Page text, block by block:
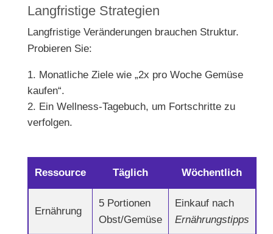
Langfristige Strategien
Langfristige Veränderungen brauchen Struktur.
Probieren Sie:
Monatliche Ziele wie „2x pro Woche Gemüse
kaufen“.
Ein Wellness-Tagebuch, um Fortschritte zu
verfolgen.
Ressource Täglich Wöchentlich
Ernährung
5 Portionen
Obst/Gemüse
Einkauf nach
Ernährungstipps